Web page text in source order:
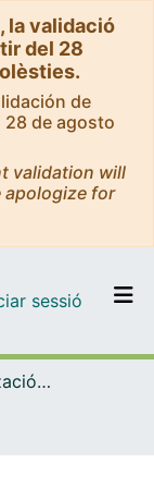
la validació
del 28
de
de agosto
validation will
apologize for
el DD
sessió (current)
Didàctica i Organització Educativa